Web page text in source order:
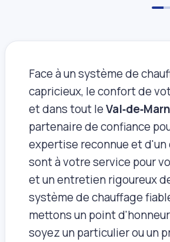
Face à un système de
capricieux, le confort de
et dans tout le
partenaire de confiance
expertise reconnue et
sont à votre service pour
et un entretien rigoureux
système de chauffage
mettons un point
soyez un particulier ou un